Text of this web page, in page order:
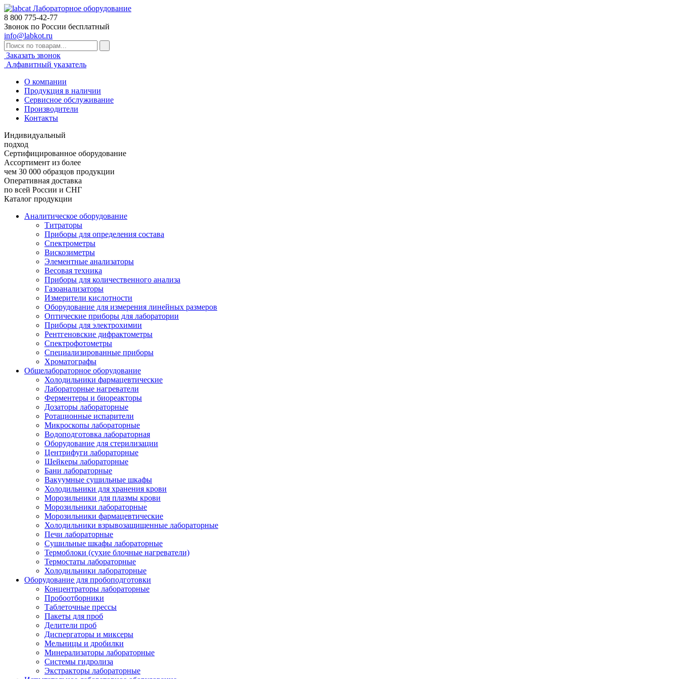
Лабораторное оборудование
8 800 775-42-77
Звонок по России бесплатный
info@labkot.ru
Заказать звонок
Алфавитный указатель
О компании
Продукция в наличии
Сервисное обслуживание
Производители
Контакты
Индивидуальный
подход
Сертифицированное оборудование
Ассортимент из более
чем 30 000 образцов продукции
Оперативная доставка
по всей России и СНГ
Каталог продукции
Аналитическое оборудование
Титраторы
Приборы для определения состава
Спектрометры
Вискозиметры
Элементные анализаторы
Весовая техника
Приборы для количественного анализа
Газоанализаторы
Измерители кислотности
Оборудование для измерения линейных размеров
Оптические приборы для лаборатории
Приборы для электрохимии
Рентгеновские дифрактометры
Спектрофотометры
Специализированные приборы
Хроматографы
Общелабораторное оборудование
Холодильники фармацевтические
Лабораторные нагреватели
Ферментеры и биореакторы
Дозаторы лабораторные
Ротационные испарители
Микроскопы лабораторные
Водоподготовка лабораторная
Оборудование для стерилизации
Центрифуги лабораторные
Шейкеры лабораторные
Бани лабораторные
Вакуумные сушильные шкафы
Холодильники для хранения крови
Морозильники для плазмы крови
Морозильники лабораторные
Морозильники фармацевтические
Холодильники взрывозащищенные лабораторные
Печи лабораторные
Сушильные шкафы лабораторные
Термоблоки (сухие блочные нагреватели)
Термостаты лабораторные
Холодильники лабораторные
Оборудование для пробоподготовки
Концентраторы лабораторные
Пробоотборники
Таблеточные прессы
Пакеты для проб
Делители проб
Диспергаторы и миксеры
Мельницы и дробилки
Минерализаторы лабораторные
Системы гидролиза
Экстракторы лабораторные